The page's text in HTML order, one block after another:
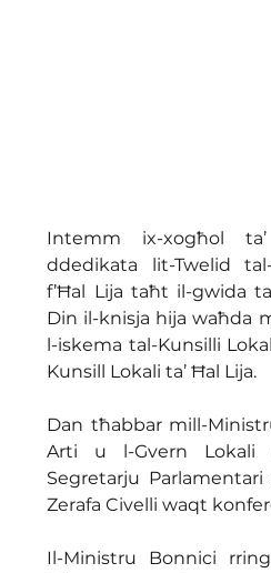
Intemm ix-xogħol
ddedikata lit-Twelid
f’Ħal Lija taħt il-gwida
Din il-knisja hija waħda
l-iskema tal-Kunsilli
Kunsill Lokali ta’ Ħal Lija.
Dan tħabbar mill-
Arti u l-Gvern
Segretarju
Zerafa Civelli waqt
Il-Ministru Bonnici